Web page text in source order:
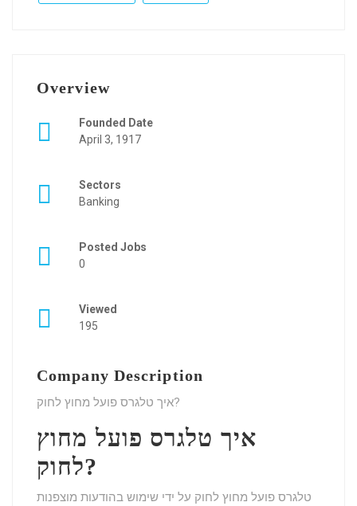
Overview
Founded Date
April 3, 1917
Sectors
Banking
Posted Jobs
0
Viewed
195
Company Description
איך טלגרס פועל מחוץ לחוק?
איך טלגרס פועל מחוץ
לחוק?
טלגרס פועל מחוץ לחוק על ידי שימוש בהודעות מוצפנות